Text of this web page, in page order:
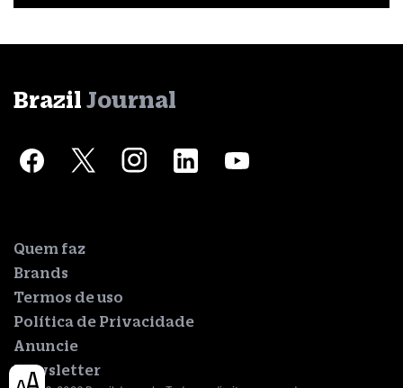
Brazil Journal
Quem faz
Brands
Termos de uso
Política de Privacidade
Anuncie
Newsletter